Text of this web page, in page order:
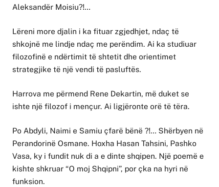
Aleksandër Moisiu?!…
Lëreni more djalin i ka fituar zgjedhjet, ndaç të
shkojnë me lindje ndaç me perëndim. Ai ka studiuar
filozofinë e ndërtimit të shtetit dhe orientimet
strategjike të një vendi të pasluftës.
Harrova me përmend Rene Dekartin, më duket se
ishte një filozof i mençur. Ai ligjëronte orë të tëra.
Po Abdyli, Naimi e Samiu çfarë bënë ?!… Shërbyen në
Perandorinë Osmane. Hoxha Hasan Tahsini, Pashko
Vasa, ky i fundit nuk di a e dinte shqipen. Një poemë e
kishte shkruar “O moj Shqipni”, por çka na hyri në
funksion.